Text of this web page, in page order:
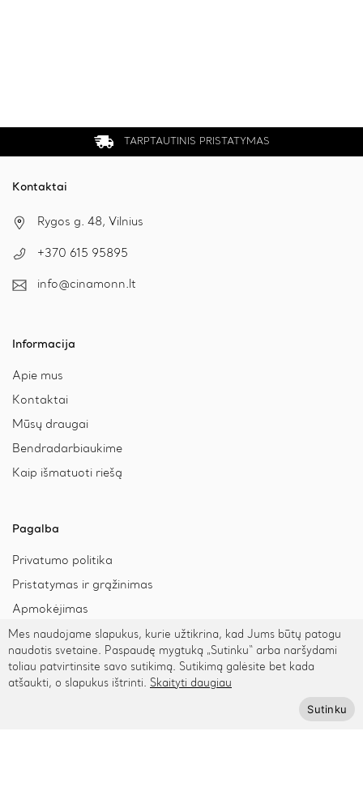
TARPTAUTINIS PRISTATYMAS
Kontaktai
Rygos g. 48, Vilnius
+370 615 95895
info@cinamonn.lt
Informacija
Apie mus
Kontaktai
Mūsų draugai
Bendradarbiaukime
Kaip išmatuoti riešą
Pagalba
Privatumo politika
Pristatymas ir grąžinimas
Apmokėjimas
Prenumeruokite Cinamonn naujienlaiškį
Mes naudojame slapukus, kurie užtikrina, kad Jums būtų patogu
naudotis svetaine. Paspaudę mygtuką „Sutinku“ arba naršydami
toliau patvirtinsite savo sutikimą. Sutikimą galėsite bet kada
atšaukti, o slapukus ištrinti. Skaityti daugiau
Sutinku